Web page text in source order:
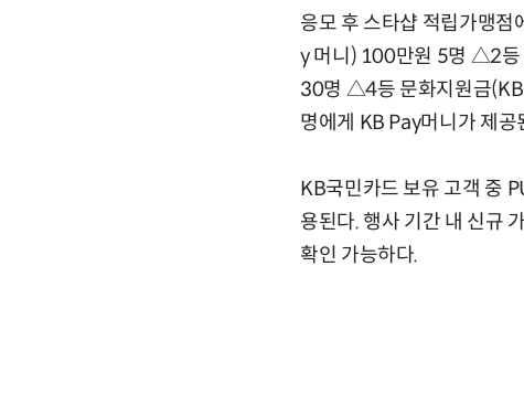
응모 후 스타샵 적립가맹
y 머니) 100만원 5명 △2등
30명 △4등 문화지원금
명에게 KB Pay머니가 제공
KB국민카드 보유 고객 중
용된다. 행사 기간 내 신규
확인 가능하다.